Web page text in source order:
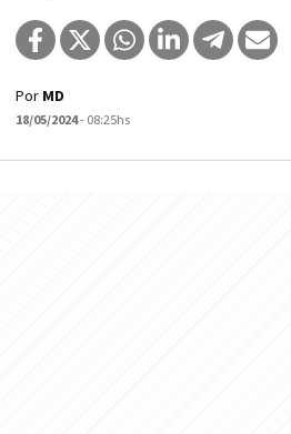
Por MD
18/05/2024- 08:25hs